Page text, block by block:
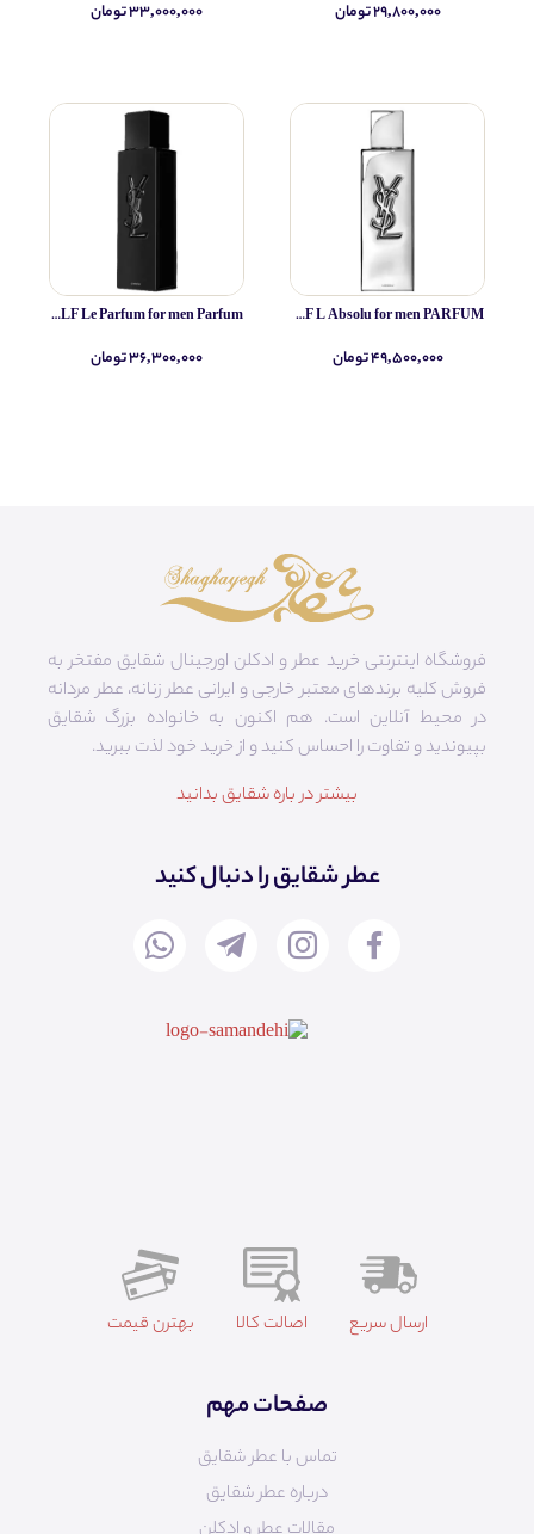
۲۹,۸۰۰,۰۰۰ تومان
Yves Saint Laurent MYSLF L Absolu for men PARFUM
۴۹,۵۰۰,۰۰۰ تومان
۳۳,۰۰۰,۰۰۰ تومان
Yves Saint Laurent MYSLF Le Parfum for men Parfum
۳۶,۳۰۰,۰۰۰ تومان
فروشگاه اینترنتی خرید عطر و ادکلن اورجینال شقایق مفتخر به
فروش کلیه برندهای معتبر خارجی و ایرانی عطر زنانه، عطر مردانه
در محیط آنلاین است. هم‌ اکنون به خانواده بزرگ شقایق
بپیوندید و تفاوت را احساس کنید و از خرید خود لذت ببرید.
بیشتر در باره شقایق بدانید
عطر شقایق را دنبال کنید
ارسال سریع اصالت کالا بهترن قیمت
صفحات مهم
تماس با عطر شقایق
درباره عطر شقایق